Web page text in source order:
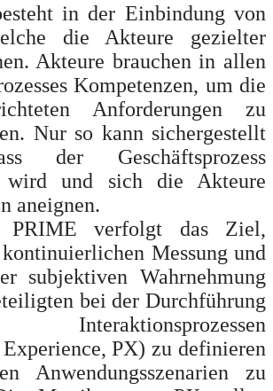
in der Einbindung von
die Akteure gezielter
Akteure brauchen in allen
Kompetenzen, um die
Anforderungen zu
Nur so kann sichergestellt
der Geschäftsprozess
wird und sich die Akteure
aneignen.
PRIME verfolgt das Ziel,
Messung und
subjektiven Wahrnehmung
bei der Durchführung
PX) zu definieren
Anwendungsszenarien zu